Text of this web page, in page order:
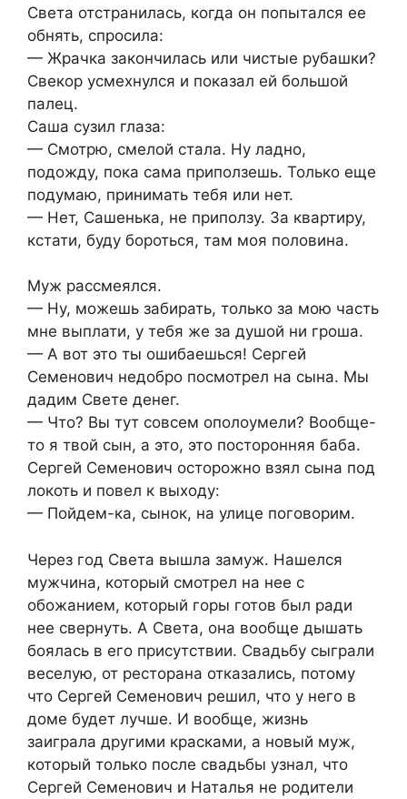
Света отстранилась, когда он попытался ее
обнять, спросила:
— Жрачка закончилась или чистые рубашки?
Свекор усмехнулся и показал ей большой
палец.
Саша сузил глаза:
— Смотрю, смелой стала. Ну ладно,
подожду, пока сама приползешь. Только еще
подумаю, принимать тебя или нет.
— Нет, Сашенька, не приползу. За квартиру,
кстати, буду бороться, там моя половина.
Муж рассмеялся.
— Ну, можешь забирать, только за мою часть
мне выплати, у тебя же за душой ни гроша.
— А вот это ты ошибаешься! Сергей
Семенович недобро посмотрел на сына. Мы
дадим Свете денег.
— Что? Вы тут совсем ополоумели? Вообще-
то я твой сын, а это, это посторонняя баба.
Сергей Семенович осторожно взял сына под
локоть и повел к выходу:
— Пойдем-ка, сынок, на улице поговорим.
Через год Света вышла замуж. Нашелся
мужчина, который смотрел на нее с
обожанием, который горы готов был ради
нее свернуть. А Света, она вообще дышать
боялась в его присутствии. Свадьбу сыграли
веселую, от ресторана отказались, потому
что Сергей Семенович решил, что у него в
доме будет лучше. И вообще, жизнь
заиграла другими красками, а новый муж,
который только после свадьбы узнал, что
Сергей Семенович и Наталья не родители